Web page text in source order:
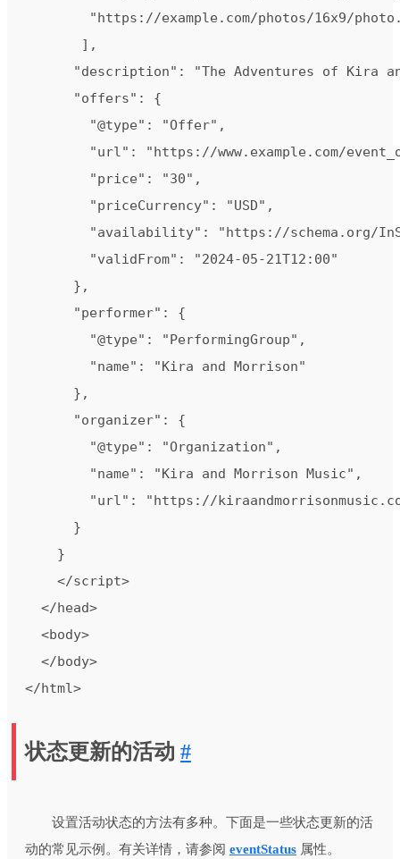
"https://example.com/photos/16x9/
],
"description": "The Adventures of Kira and
"offers": {
"@type": "Offer",
"url": "https://www.example.com/
"price": "30",
"priceCurrency": "USD",
"availability": "https://schema.org/
"validFrom": "2024-05-21T12:00"
},
"performer": {
"@type": "PerformingGroup",
"name": "Kira and Morrison"
},
"organizer": {
"@type": "Organization",
"name": "Kira and Morrison Music",
"url": "https://
}
}
</script>
</head>
<body>
</body>
</html>
状态更新的活动 #
设置活动状态的方法有多种。下面是一些状态更新的活
动的常见示例。有关详情，请参阅 eventStatus 属性。